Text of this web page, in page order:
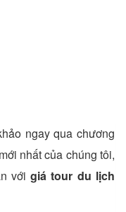
ngay qua chương
nhất của chúng tôi,
vớigiá tour du lịch